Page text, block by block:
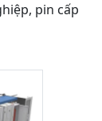
pin cấp